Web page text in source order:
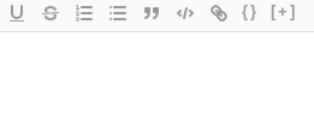
{} [+]